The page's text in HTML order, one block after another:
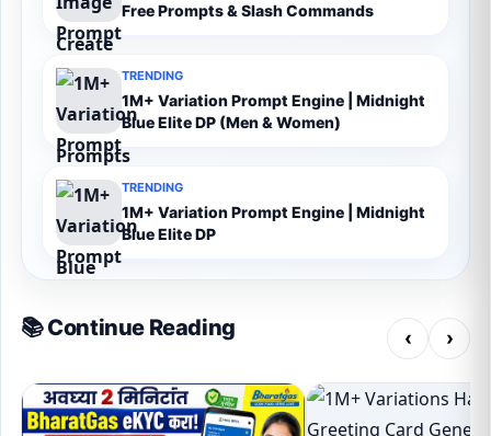
Free Prompts & Slash Commands
TRENDING
1M+ Variation Prompt Engine | Midnight
Blue Elite DP (Men & Women)
TRENDING
1M+ Variation Prompt Engine | Midnight
Blue Elite DP
📚 Continue Reading ‹ ›